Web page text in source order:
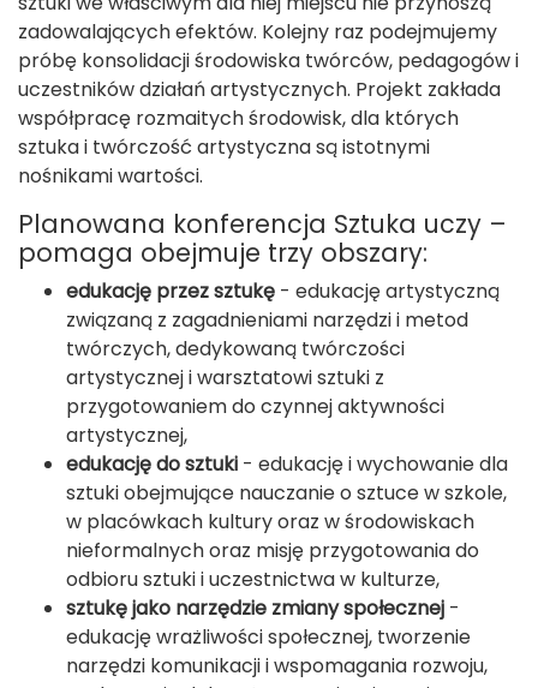
zadowalających efektów. Kolejny raz podejmujemy
próbę konsolidacji środowiska twórców, pedagogów i
uczestników działań artystycznych. Projekt zakłada
współpracę rozmaitych środowisk, dla których
sztuka i twórczość artystyczna są istotnymi
nośnikami wartości.
Planowana konferencja Sztuka uczy –
pomaga obejmuje trzy obszary:
edukację przez sztukę - edukację artystyczną
związaną z zagadnieniami narzędzi i metod
twórczych, dedykowaną twórczości
artystycznej i warsztatowi sztuki z
przygotowaniem do czynnej aktywności
artystycznej,
edukację do sztuki - edukację i wychowanie dla
sztuki obejmujące nauczanie o sztuce w szkole,
w placówkach kultury oraz w środowiskach
nieformalnych oraz misję przygotowania do
odbioru sztuki i uczestnictwa w kulturze,
sztukę jako narzędzie zmiany społecznej -
edukację wrażliwości społecznej, tworzenie
narzędzi komunikacji i wspomagania rozwoju,